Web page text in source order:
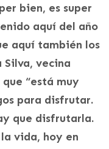
bien, es super
aquí del año
aquí también los
Silva, vecina
“está muy
para disfrutar.
que disfrutarla.
vida, hoy en